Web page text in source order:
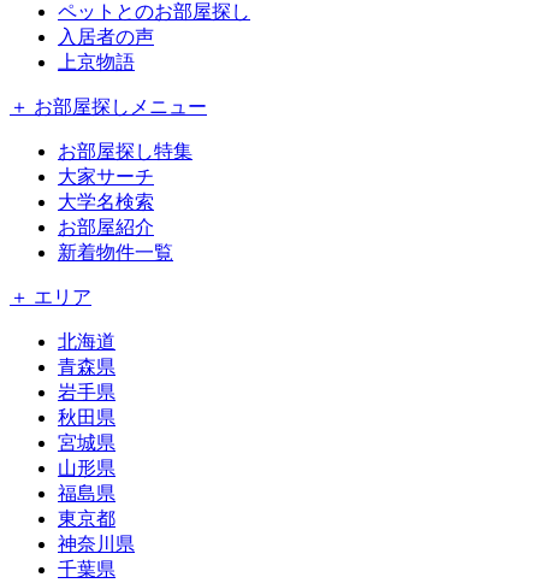
ペットとのお部屋探し
入居者の声
上京物語
＋ お部屋探しメニュー
お部屋探し特集
大家サーチ
大学名検索
お部屋紹介
新着物件一覧
＋ エリア
北海道
青森県
岩手県
秋田県
宮城県
山形県
福島県
東京都
神奈川県
千葉県